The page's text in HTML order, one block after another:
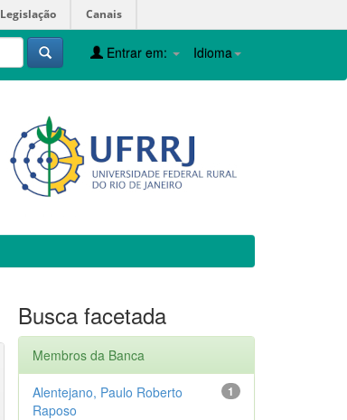
Legislação Canais
Idioma
Entrar em:
Busca facetada
Membros da Banca
1
Alentejano, Paulo Roberto
Raposo